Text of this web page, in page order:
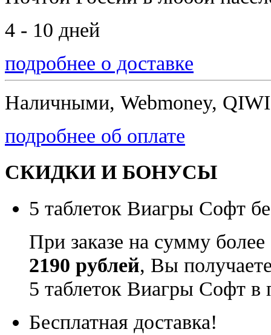
4 - 10 дней
подробнее о доставке
Наличными, Webmoney,
подробнее об оплате
СКИДКИ И БОНУСЫ
5 таблеток Виагры Софт
При заказе на сумму более
2190 рублей, Вы
5 таблеток Виагры Софт в
Бесплатная доставка!